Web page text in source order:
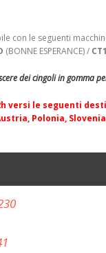
con le seguenti
(BONNE ESPERANCE) /
dei cingoli in gomma
versi le seguenti
Polonia,